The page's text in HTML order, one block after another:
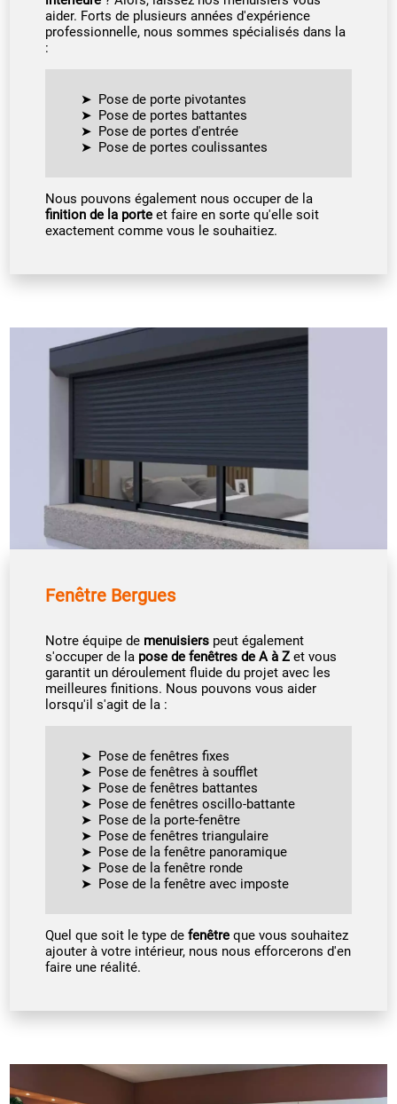
aider. Forts de plusieurs années d'expérience
professionnelle, nous sommes spécialisés dans la
:
Pose de porte pivotantes
Pose de portes battantes
Pose de portes d'entrée
Pose de portes coulissantes
Nous pouvons également nous occuper de la
finition de la porte et faire en sorte qu'elle soit
exactement comme vous le souhaitiez.
Fenêtre Bergues
Notre équipe de menuisiers peut également
s'occuper de la pose de fenêtres de A à Z et vous
garantit un déroulement fluide du projet avec les
meilleures finitions. Nous pouvons vous aider
lorsqu'il s'agit de la :
Pose de fenêtres fixes
Pose de fenêtres à soufflet
Pose de fenêtres battantes
Pose de fenêtres oscillo-battante
Pose de la porte-fenêtre
Pose de fenêtres triangulaire
Pose de la fenêtre panoramique
Pose de la fenêtre ronde
Pose de la fenêtre avec imposte
Quel que soit le type defenêtre que vous souhaitez
ajouter à votre intérieur, nous nous efforcerons d'en
faire une réalité.